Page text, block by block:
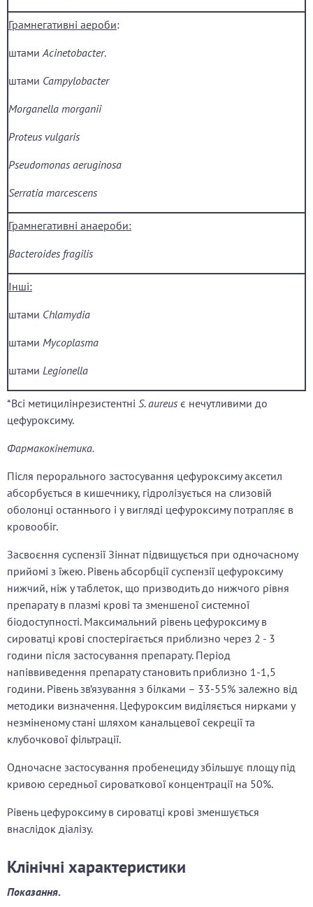
Грамнегативні аероби:
штами Acinetobacter.
штами Campylobacter
Morganella morganii
Proteus vulgaris
Pseudomonas aeruginosa
Serratia marcescens
Грамнегативні анаероби:
Bacteroides fragilis
Інші:
штами Chlamydia
штами Mycoplasma
штами Legionella
*Всі метицилінрезистентні S. aureus є нечутливими до
цефуроксиму.
Фармакокінетика.
Після перорального застосування цефуроксиму аксетил
абсорбується в кишечнику, гідролізується на слизовій
оболонці останнього і у вигляді цефуроксиму потрапляє в
кровообіг.
Засвоєння суспензії Зіннат підвищується при одночасному
прийомі з їжею. Рівень абсорбції суспензії цефуроксиму
нижчий, ніж у таблеток, що призводить до нижчого рівня
препарату в плазмі крові та зменшеної системної
біодоступності. Максимальний рівень цефуроксиму в
сироватці крові спостерігається приблизно через 2 - 3
години після застосування препарату. Період
напіввиведення препарату становить приблизно 1-1,5
години. Рівень зв’язування з білками – 33-55% залежно від
методики визначення. Цефуроксим виділяється нирками у
незміненому стані шляхом канальцевої секреції та
клубочкової фільтрації.
Одночасне застосування пробенециду збільшує площу під
кривою середньої сироваткової концентрації на 50%.
Рівень цефуроксиму в сироватці крові зменшується
внаслідок діалізу.
Клінічні характеристики
Показання.